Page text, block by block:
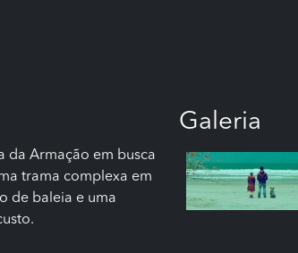
da Armação em busca
trama complexa em
de baleia e uma
Galeria